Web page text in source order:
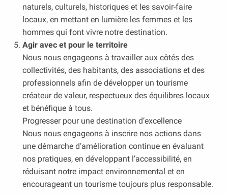
naturels, culturels, historiques et les savoir-faire
locaux, en mettant en lumière les femmes et les
hommes qui font vivre notre destination.
Agir avec et pour le territoire
Nous nous engageons à travailler aux côtés des
collectivités, des habitants, des associations et des
professionnels afin de développer un tourisme
créateur de valeur, respectueux des équilibres locaux
et bénéfique à tous.
Progresser pour une destination d’excellence
Nous nous engageons à inscrire nos actions dans
une démarche d’amélioration continue en évaluant
nos pratiques, en développant l’accessibilité, en
réduisant notre impact environnemental et en
encourageant un tourisme toujours plus responsable.